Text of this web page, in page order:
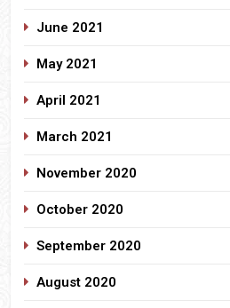
June 2021
May 2021
April 2021
March 2021
November 2020
October 2020
September 2020
August 2020